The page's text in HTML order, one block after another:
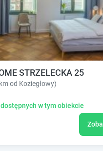
STRZELECKA 25
od Koziegłowy)
w tym obiekcie